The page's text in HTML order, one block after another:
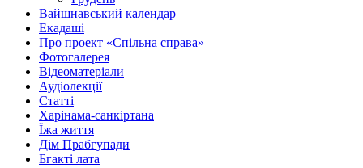
Вайшнавський календар
Екадаші
Про проект «Спільна справа»
Фотогалерея
Відеоматеріали
Аудіолекції
Статті
Харінама-санкіртана
Їжа життя
Дім Прабгупади
Бгакті лата